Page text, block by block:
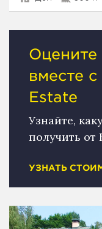
вместе
Estate
Узнайте,
получить от
УЗНАТЬ